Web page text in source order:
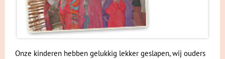
Onze kinderen hebben gelukkig lekker geslapen, wij ouders